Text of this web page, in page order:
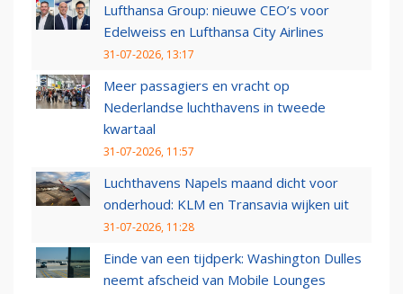
Lufthansa Group: nieuwe CEO’s voor
Edelweiss en Lufthansa City Airlines
31-07-2026, 13:17
Meer passagiers en vracht op
Nederlandse luchthavens in tweede
kwartaal
31-07-2026, 11:57
Luchthavens Napels maand dicht voor
onderhoud: KLM en Transavia wijken uit
31-07-2026, 11:28
Einde van een tijdperk: Washington Dulles
neemt afscheid van Mobile Lounges